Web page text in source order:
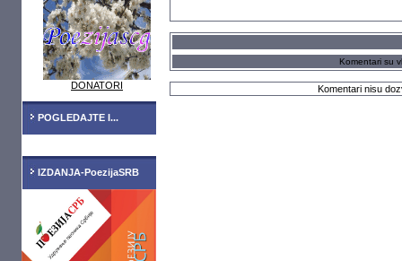
DONATORI
POGLEDAJTE I...
IZDANJA-PoezijaSRB
Komentari su
Komentari nisu